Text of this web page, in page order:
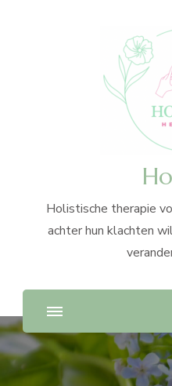
Holistische therapie
achter hun klachten